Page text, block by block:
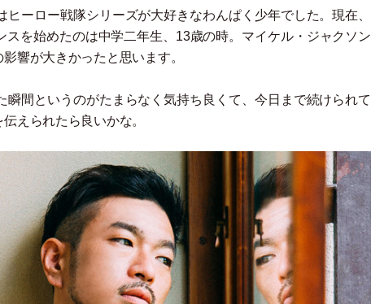
ーロー戦隊シリーズが大好きなわんぱく少年でした。現在、
を始めたのは中学二年生、13歳の時。マイケル・ ジャクソン
響が大きかったと思います。
間というのがたまらなく気持ち良くて、今日まで続けられて
えられたら良いかな。